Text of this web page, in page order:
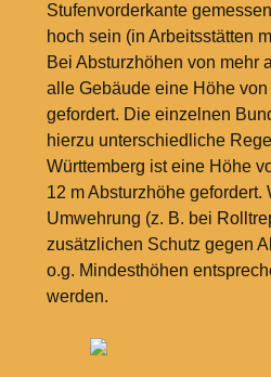
Stufenvorderkante
hoch sein (in Arbeitsstätten
Bei Absturzhöhen von mehr
alle Gebäude eine Höhe
gefordert. Die einzelnen
hierzu unterschiedliche
Württemberg ist eine Höhe
12 m Absturzhöhe gefordert.
Umwehrung (z. B. bei
zusätzlichen Schutz gegen
o.g. Mindesthöhen
werden.